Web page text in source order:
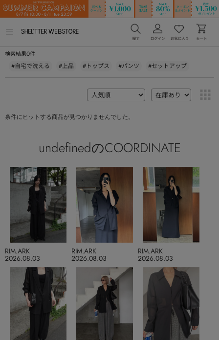
ー
を
検索結果0件
#自宅で洗える #上品 #トップス #パンツ #セットアップ
条件にヒットする商品が見つかりませんでした。
undefinedのCOORDINATE
2026.08.03
RIM.ARK
2026.08.03
RIM.ARK
2026.08.03
RIM.ARK